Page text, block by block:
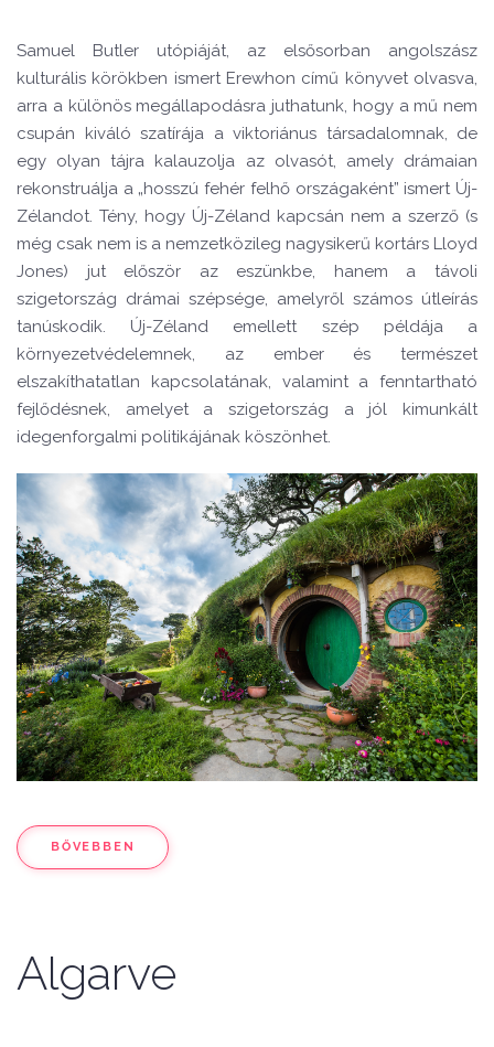
Samuel Butler utópiáját, az elsősorban angolszász
kulturális körökben ismert Erewhon című könyvet olvasva,
arra a különös megállapodásra juthatunk, hogy a mű nem
csupán kiváló szatírája a viktoriánus társadalomnak, de
egy olyan tájra kalauzolja az olvasót, amely drámaian
rekonstruálja a „hosszú fehér felhő országaként” ismert Új-
Zélandot. Tény, hogy Új-Zéland kapcsán nem a szerző (s
még csak nem is a nemzetközileg nagysikerű kortárs Lloyd
Jones) jut először az eszünkbe, hanem a távoli
szigetország drámai szépsége, amelyről számos útleírás
tanúskodik. Új-Zéland emellett szép példája a
környezetvédelemnek, az ember és természet
elszakíthatatlan kapcsolatának, valamint a fenntartható
fejlődésnek, amelyet a szigetország a jól kimunkált
idegenforgalmi politikájának köszönhet.
BŐVEBBEN
Algarve